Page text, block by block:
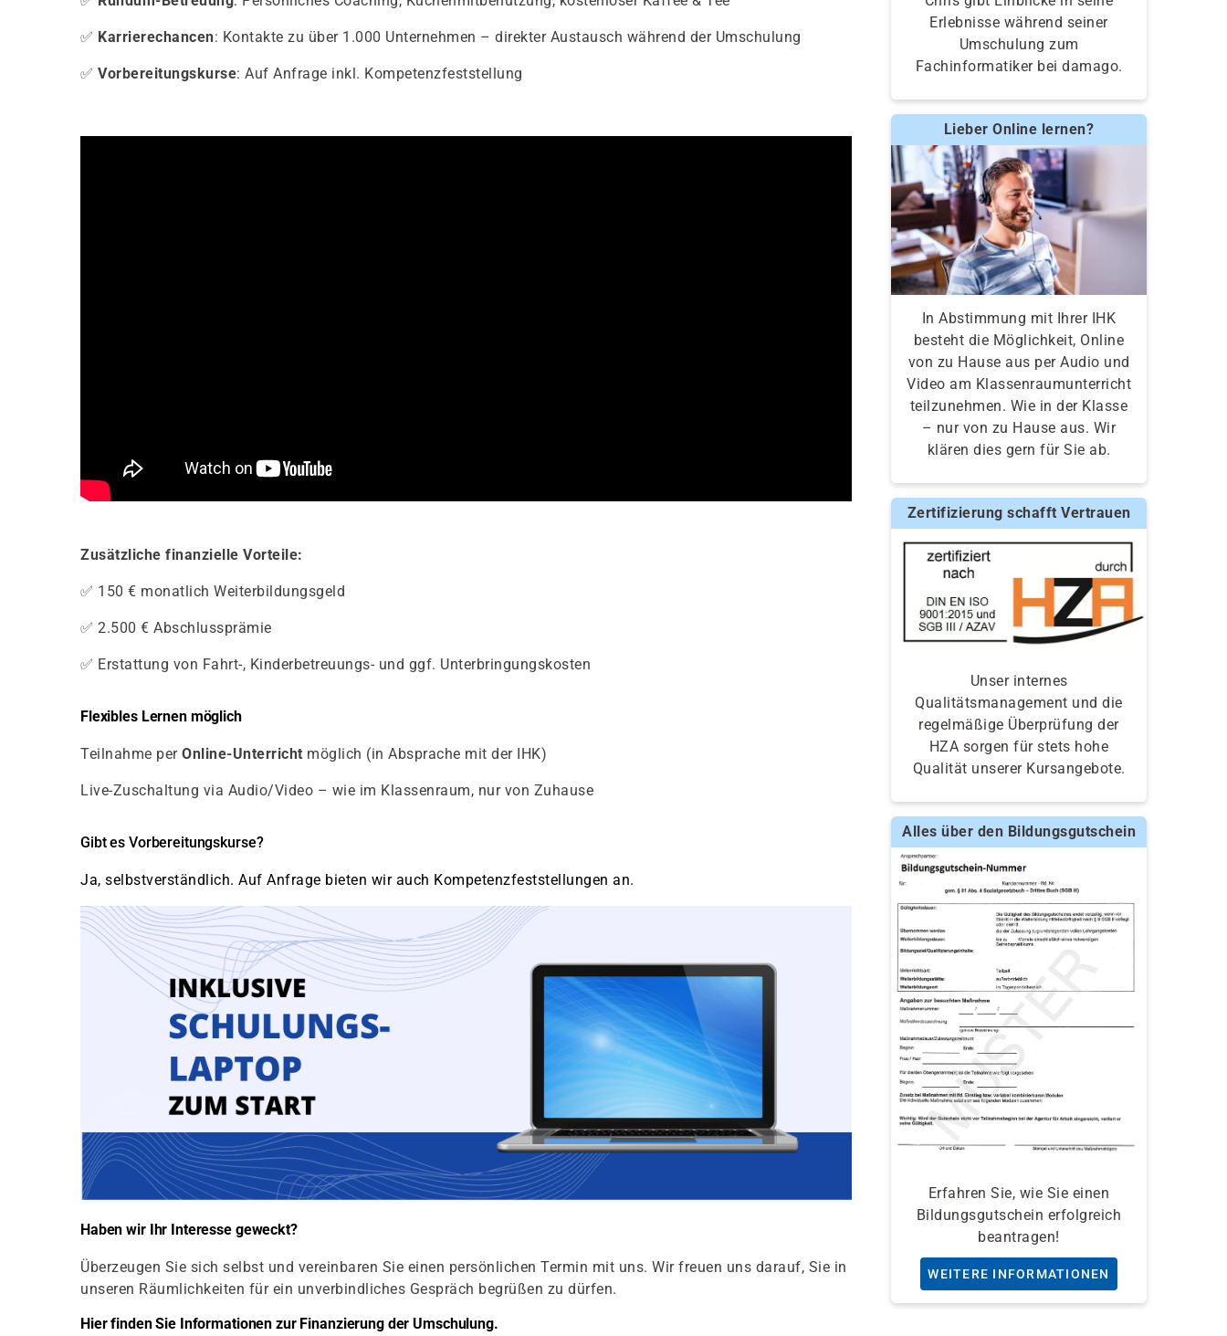
✅ Karrierechancen: Kontakte zu über 1.000 Unternehmen – direkter Austausch während der Umschulung
✅ Vorbereitungskurse: Auf Anfrage inkl. Kompetenzfeststellung
Zusätzliche finanzielle Vorteile:
✅ 150 € monatlich Weiterbildungsgeld
✅ 2.500 € Abschlussprämie
✅ Erstattung von Fahrt-, Kinderbetreuungs- und ggf. Unterbringungskosten
Flexibles Lernen möglich
Teilnahme per Online-Unterricht möglich (in Absprache mit der IHK)
Live-Zuschaltung via Audio/Video – wie im Klassenraum, nur von Zuhause
Gibt es Vorbereitungskurse?
Ja, selbstverständlich. Auf Anfrage bieten wir auch Kompetenzfeststellungen an.
Haben wir Ihr Interesse geweckt?
Überzeugen Sie sich selbst und vereinbaren Sie einen persönlichen Termin mit uns. Wir freuen uns darauf, Sie in
unseren Räumlichkeiten für ein unverbindliches Gespräch begrüßen zu dürfen.
Hier finden Sie Informationen zur Finanzierung der Umschulung.
Erlebnisse während seiner
Umschulung zum
Fachinformatiker bei damago.
Lieber Online lernen?
In Abstimmung mit Ihrer IHK
besteht die Möglichkeit, Online
von zu Hause aus per Audio und
Video am Klassenraumunterricht
teilzunehmen. Wie in der Klasse
– nur von zu Hause aus. Wir
klären dies gern für Sie ab.
Zertifizierung schafft Vertrauen
Unser internes
Qualitätsmanagement und die
regelmäßige Überprüfung der
HZA sorgen für stets hohe
Qualität unserer Kursangebote.
Alles über den Bildungsgutschein
Erfahren Sie, wie Sie einen
Bildungsgutschein erfolgreich
beantragen!
WEITERE INFORMATIONEN